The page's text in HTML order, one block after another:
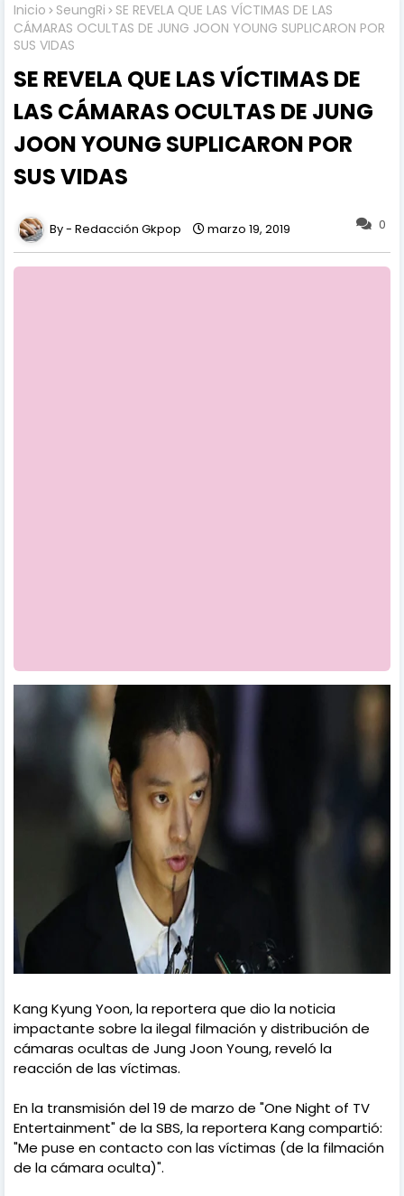
Inicio SeungRi
SE REVELA QUE LAS VÍCTIMAS DE LAS
CÁMARAS OCULTAS DE JUNG JOON YOUNG SUPLICARON POR
SUS VIDAS
SE REVELA QUE LAS VÍCTIMAS DE
LAS CÁMARAS OCULTAS DE JUNG
JOON YOUNG SUPLICARON POR
SUS VIDAS
0
Redacción Gkpop marzo 19, 2019
Kang Kyung Yoon, la reportera que dio la noticia
impactante sobre la ilegal filmación y distribución de
cámaras ocultas de Jung Joon Young, reveló la
reacción de las víctimas.
En la transmisión del 19 de marzo de "One Night of TV
Entertainment" de la SBS, la reportera Kang compartió:
"Me puse en contacto con las víctimas (de la filmación
de la cámara oculta)".